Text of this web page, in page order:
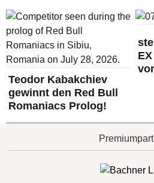
Teodor Kabakchiev
gewinnt den Red Bull
Romaniacs Prolog!